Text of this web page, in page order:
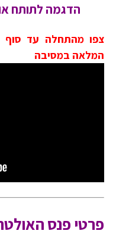
הדגמה לתותח
צפו מהתחלה עד סוף
המלאה במסיבה
פרטי פנס